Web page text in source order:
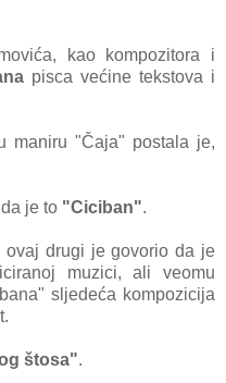
kao kompozitora i
pisca većine tekstova i
maniru "Čaja" postala je,
je to "Ciciban".
drugi je govorio da je
muzici, ali veomu
sljedeća kompozicija
štosa".